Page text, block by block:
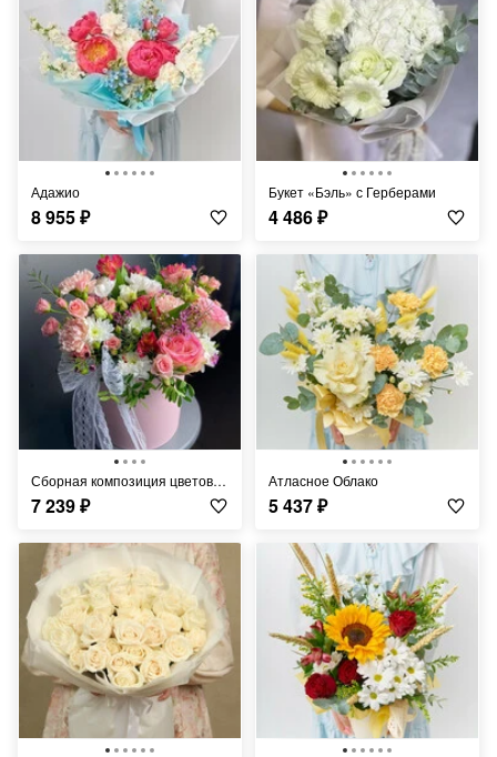
Адажио
8 955₽
Букет «Бэль» с Герберами
4 486₽
Сборная композиция цветов в шляпной коробке
7 239₽
Атласное Облако
5 437₽